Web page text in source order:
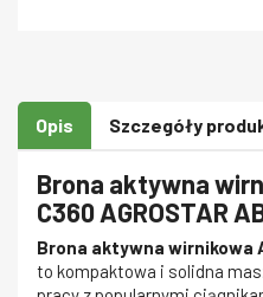
Opis Szczegóły
Brona aktywna
C360 AGROSTAR
Brona aktywna wirnikowa
to kompaktowa i solidna